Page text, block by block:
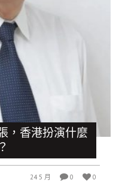
，香港扮演什麼
24 5 月 0 0